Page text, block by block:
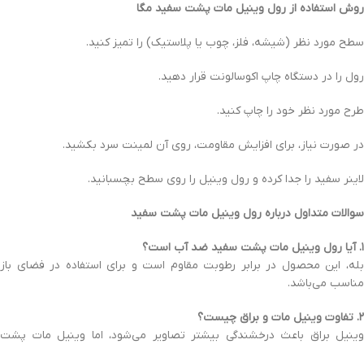
روش استفاده از رول وینیل مات پشت سفید مگا
سطح مورد نظر (شیشه، فلز، چوب یا پلاستیک) را تمیز کنید.
رول را در دستگاه چاپ اکوسالونت قرار دهید.
طرح مورد نظر خود را چاپ کنید.
در صورت نیاز، برای افزایش مقاومت، روی آن لمینت سرد بکشید.
لاینر سفید را جدا کرده و رول وینیل را روی سطح بچسبانید.
سوالات متداول درباره رول وینیل مات پشت سفید
۱. آیا رول وینیل مات پشت سفید ضد آب است؟
بله، این محصول در برابر رطوبت مقاوم است و برای استفاده در فضای باز
مناسب می‌باشد.
۲. تفاوت وینیل مات و براق چیست؟
وینیل براق باعث درخشندگی بیشتر تصاویر می‌شود، اما وینیل مات پشت